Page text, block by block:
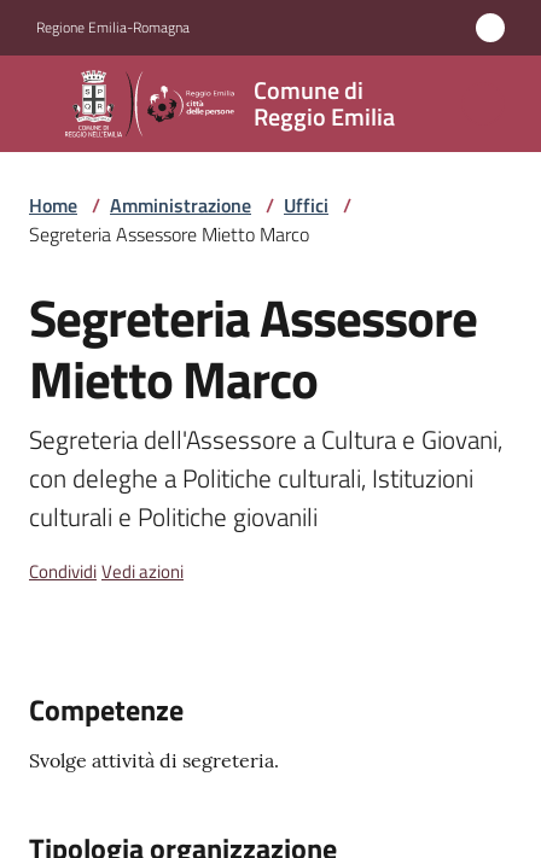
Regione Emilia-Romagna
Comune di
Reggio Emilia
Comune
di
Reggio
Emilia
Amministrazione
Menu selezionato
Servizi
Novità
Vivere
Reggio
Tutti
argomenti
Home / Amministrazione / Uffici /
Segreteria Assessore Mietto Marco
Salta al contenuto
Segreteria Assessore
Mietto Marco
Segreteria dell'Assessore a Cultura e Giovani,
con deleghe a Politiche culturali, Istituzioni
culturali e Politiche giovanili
CondividiVedi azioni
Competenze
Svolge attività di segreteria.
Tipologia organizzazione